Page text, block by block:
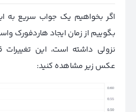
اگر بخواهیم یک جواب سریع به
بگوییم از زمان ایجاد هاردفورک
نزولی داشته است، این تغییرات
عکس زیر مشاهده کنید: